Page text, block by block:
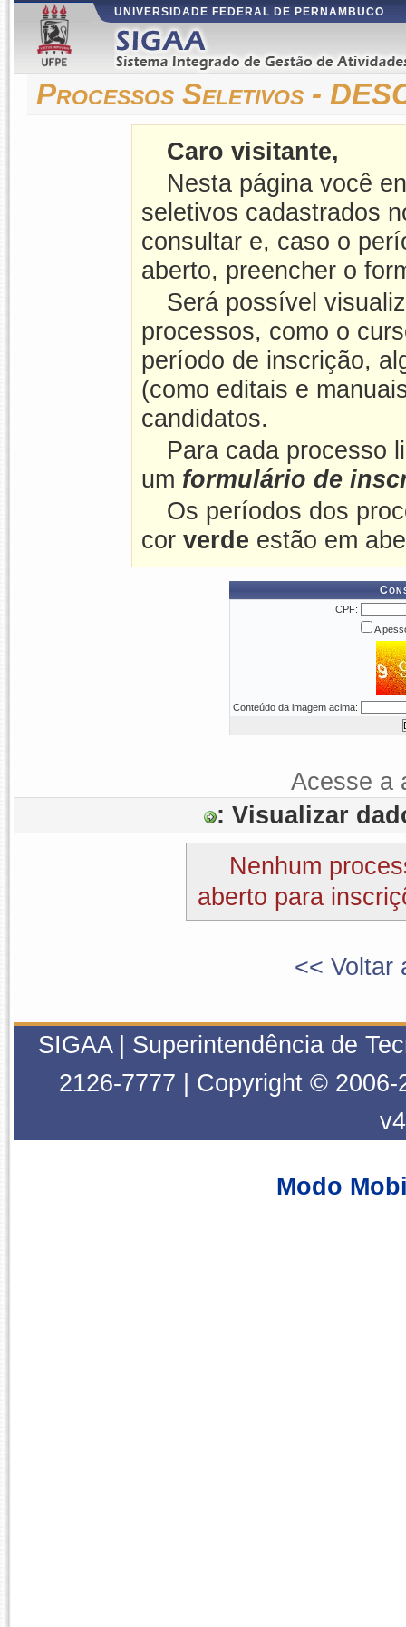
UNIVERSIDADE FEDERAL DE PERNAMBUCO
Processos Seletivos -
Caro visitante,
Nesta página você
seletivos cadastrados
consultar e, caso o
aberto, preencher o
Será possível
processos, como o
período de inscrição,
(como editais e
candidatos.
Para cada processo
um formulário de
Os períodos dos
cor verde estão em
CPF:
A
Conteúdo da imagem acima:
Acesse a
: Visualizar
Nenhum
aberto para
<< Voltar
SIGAA | Superintendência de
2126-7777 | Copyright ©
Modo